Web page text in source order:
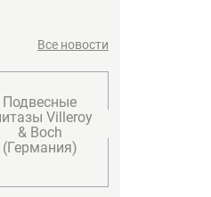
Все новости
Подвесные
Villeroy
& Boсh
(Германия)